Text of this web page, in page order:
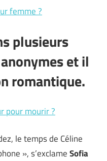
femme ?
plusieurs
et il
romantique.
pour mourir ?
le temps de Céline
», s’exclameSofia